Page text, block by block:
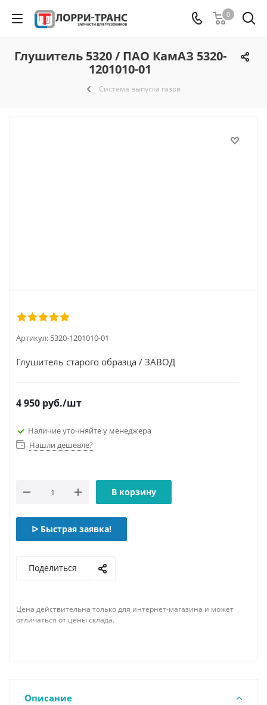
0
Глушитель 5320 / ПАО КамАЗ 5320-
1201010-01
Система выпуска газов
Артикул: 5320-1201010-01
Глушитель старого образца / ЗАВОД
4 950 руб./шт
Наличие уточняйте у менеджера
Нашли дешевле?
В корзину
ᐅ Быстрая заявка!
Поделиться
Цена действительна только для интернет-магазина и может
отличаться от цены склада.
Описание